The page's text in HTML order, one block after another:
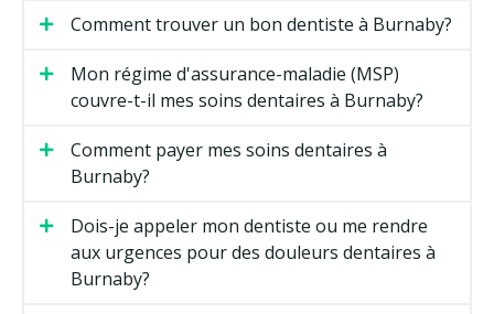
Comment trouver un bon dentiste à Burnaby?
Mon régime d'assurance-maladie (MSP)
couvre-t-il mes soins dentaires à Burnaby?
Comment payer mes soins dentaires à
Burnaby?
Dois-je appeler mon dentiste ou me rendre
aux urgences pour des douleurs dentaires à
Burnaby?